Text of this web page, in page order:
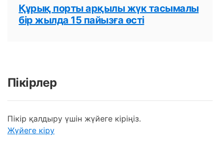
Құрық порты арқылы жүк тасымалы
бір жылда 15 пайызға өсті
Пікірлер
Пікір қалдыру үшін жүйеге кіріңіз.
Жүйеге кіру